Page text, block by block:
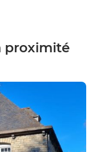
proximité